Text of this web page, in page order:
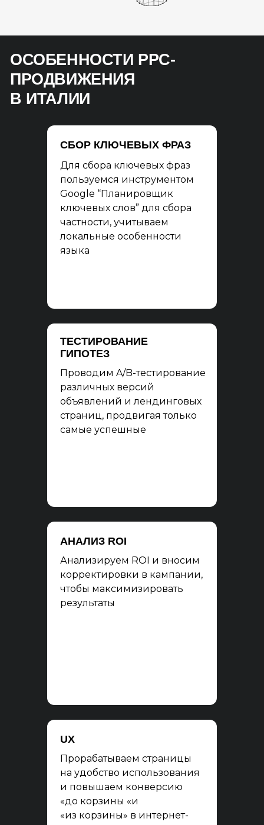
ОСОБЕННОСТИ PPC-
ПРОДВИЖЕНИЯ
В ИТАЛИИ
СБОР КЛЮЧЕВЫХ ФРАЗ
Для сбора ключевых фраз
пользуемся инструментом
Google “Планировщик
ключевых слов” для сбора
частности, учитываем
локальные особенности
языка
Проводим A/B-тестирование
различных версий
объявлений и лендинговых
страниц, продвигая только
самые успешные
ТЕСТИРОВАНИЕ
ГИПОТЕЗ
АНАЛИЗ ROI
Анализируем ROI и вносим
корректировки в кампании,
чтобы максимизировать
результаты
Прорабатываем страницы
на удобство использования
и повышаем конверсию
«до корзины «и
«из корзины» в интернет-
UX